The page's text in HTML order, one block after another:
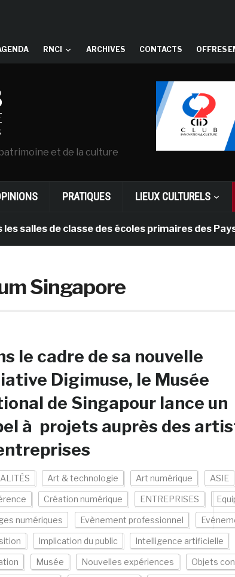
RNCI ARCHIVES CONTACTS OFFRES
et de la culture
PRATIQUES LIEUX CULTURELS
de classe des écoles primaires des Pays-bas
Singapore
le cadre de sa nouvelle
Digimuse, le Musée
de Singapour lance un
à projets auprès des
Art & technologie Art numérique ASIE
Création numérique ENTREPRISES
numériques Evènement professionnel
Implication du public Intelligence artificielle
Musée Nouvelles expériences Objets